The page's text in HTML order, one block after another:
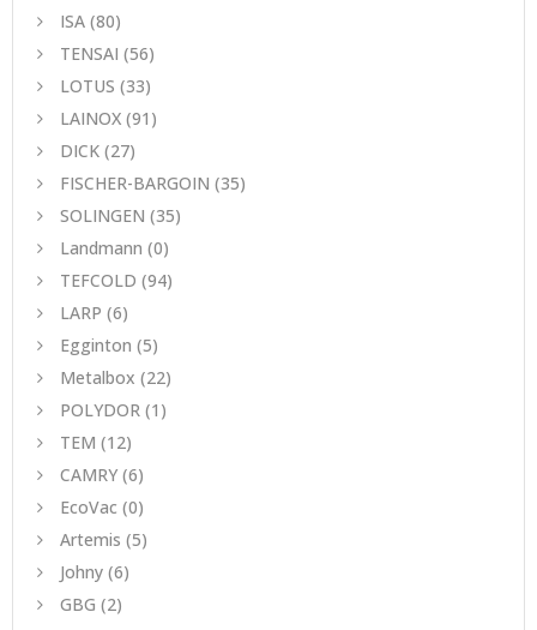
ISA (80)
TENSAI (56)
LOTUS (33)
LAINOX (91)
DICK (27)
FISCHER-BARGOIN (35)
SOLINGEN (35)
Landmann (0)
TEFCOLD (94)
LARP (6)
Egginton (5)
Metalbox (22)
POLYDOR (1)
TEM (12)
CAMRY (6)
EcoVac (0)
Artemis (5)
Johny (6)
GBG (2)